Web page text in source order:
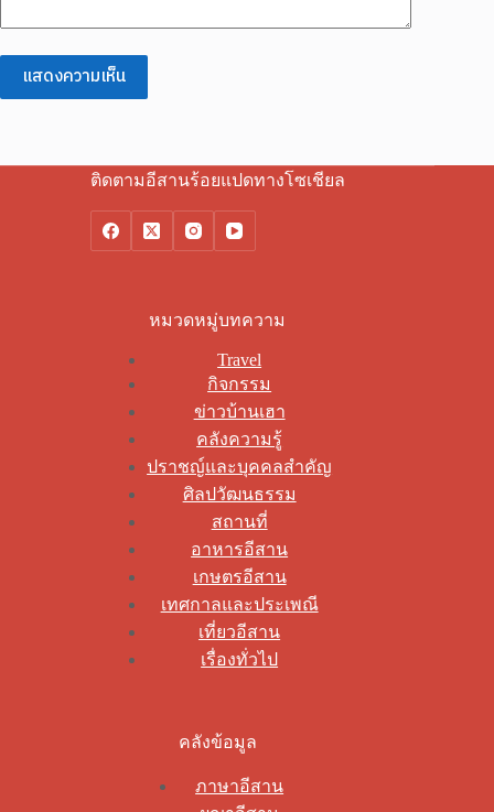
แสดงความเห็น
ติดตามอีสานร้อยแปดทางโซเชียล
หมวดหมู่บทความ
Travel
กิจกรรม
ข่าวบ้านเฮา
คลังความรู้
ปราชญ์และบุคคลสำคัญ
ศิลปวัฒนธรรม
สถานที่
อาหารอีสาน
เกษตรอีสาน
เทศกาลและประเพณี
เที่ยวอีสาน
เรื่องทั่วไป
คลังข้อมูล
ภาษาอีสาน